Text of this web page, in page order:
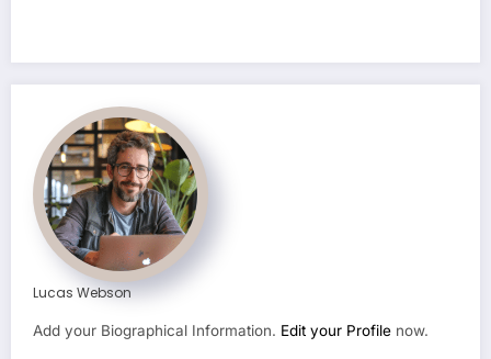
Lucas Webson
Add your Biographical Information. Edit your Profile now.